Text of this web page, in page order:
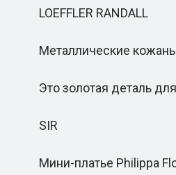
LOEFFLER RANDALL
Металлические
Это золотая деталь
SIR
Мини-платье Philippa